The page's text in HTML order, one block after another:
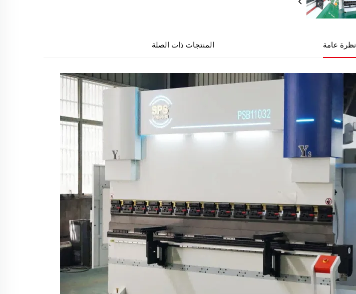
نظرة عامة المنتجات ذات الصلة